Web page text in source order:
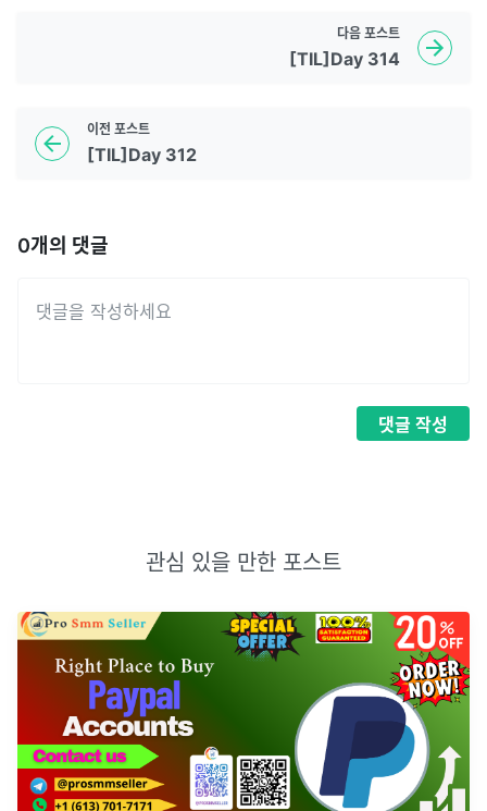
이전 포스트
[TIL]Day 312
다음 포스트
[TIL]Day 314
0개의 댓글
댓글 작성
관심 있을 만한 포스트